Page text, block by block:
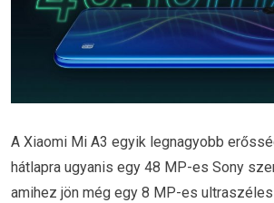
A Xiaomi Mi A3 egyik legnagyobb
hátlapra ugyanis egy 48 MP-es Sony
amihez jön még egy 8 MP-es